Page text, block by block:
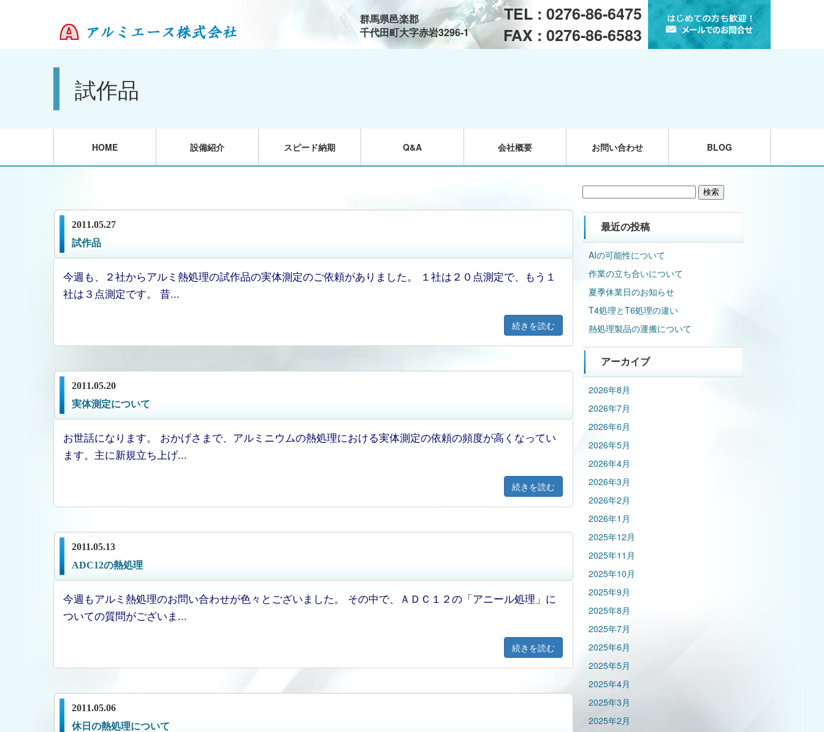
TEL : 0276-86-6475
FAX : 0276-86-6583
群馬県邑楽郡
千代田町大字赤岩3296-1
試作品
HOME 設備紹介 スピード納期 Q&A 会社概要 お問い合わせ BLOG
2011.05.27
試作品
今週も、２社からアルミ熱処理の試作品の実体測定のご依頼がありました。 １社は２０点測定で、もう１
社は３点測定です。 昔...
続きを読む
2011.05.20
実体測定について
お世話になります。 おかげさまで、アルミニウムの熱処理における実体測定の依頼の頻度が高くなってい
ます。主に新規立ち上げ...
続きを読む
2011.05.13
ADC12の熱処理
今週もアルミ熱処理のお問い合わせが色々とございました。 その中で、ＡＤＣ１２の「アニール処理」に
ついての質問がございま...
続きを読む
2011.05.06
休日の熱処理について
最近の投稿
AIの可能性について
作業の立ち合いについて
夏季休業日のお知らせ
T4処理とT6処理の違い
熱処理製品の運搬について
アーカイブ
2026年8月
2026年7月
2026年6月
2026年5月
2026年4月
2026年3月
2026年2月
2026年1月
2025年12月
2025年11月
2025年10月
2025年9月
2025年8月
2025年7月
2025年6月
2025年5月
2025年4月
2025年3月
2025年2月